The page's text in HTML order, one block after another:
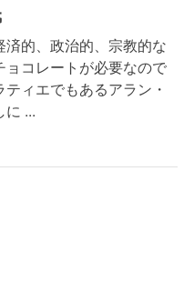
済的、政治的、宗教的な
コレートが必要なので
ィエでもあるアラン・
に ...